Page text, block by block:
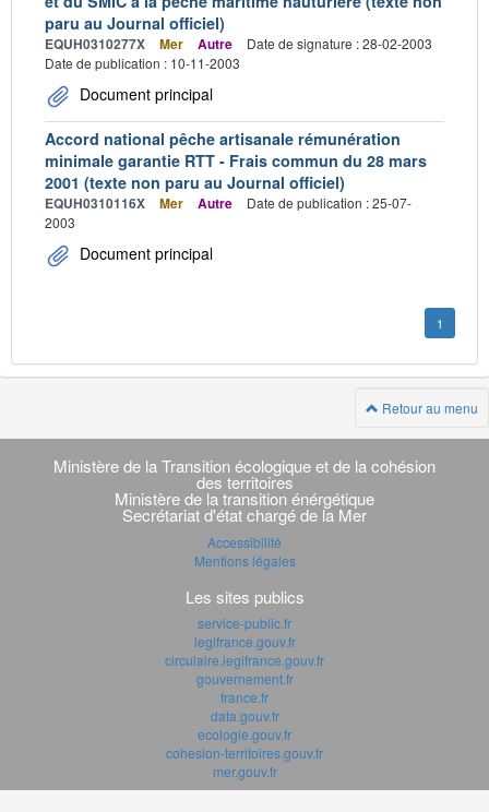
paru au Journal officiel)
EQUH0310277X Mer Autre
Date de signature : 28-02-2003
Date de publication : 10-11-2003
Document principal
Accord national pêche artisanale rémunération
minimale garantie RTT - Frais commun du 28 mars
2001 (texte non paru au Journal officiel)
EQUH0310116X Mer Autre
Date de publication : 25-07-
2003
Document principal
1
Retour au menu
Navigation
transverse
Ministère de la Transition écologique et de la cohésion
des territoires
Ministère de la transition énérgétique
Secrétariat d'état chargé de la Mer
Accessibilité
Mentions légales
Les sites publics
service-public.fr
legifrance.gouv.fr
circulaire.legifrance.gouv.fr
gouvernement.fr
france.fr
data.gouv.fr
ecologie.gouv.fr
cohesion-territoires.gouv.fr
mer.gouv.fr